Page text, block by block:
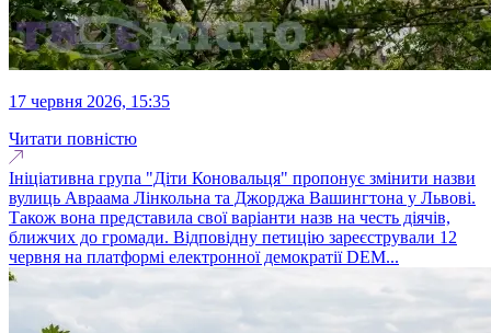
17 червня 2026, 15:35
Читати повністю
Ініціативна група "Діти Коновальця" пропонує змінити назви
вулиць Авраама Лінкольна та Джорджа Вашингтона у Львові.
Також вона представила свої варіанти назв на честь діячів,
ближчих до громади. Відповідну петицію зареєстрували 12
червня на платформі електронної демократії DEM...